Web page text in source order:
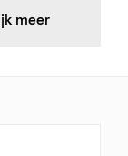
meer